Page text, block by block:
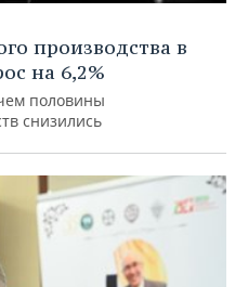
производства в
на 6,2%
половины
снизились